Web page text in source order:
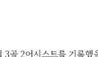
3골 2어시스트를 기록